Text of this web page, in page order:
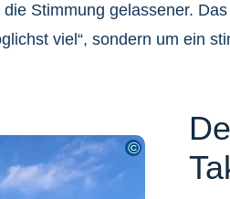
Stimmung gelassener.
viel“, sondern um ein